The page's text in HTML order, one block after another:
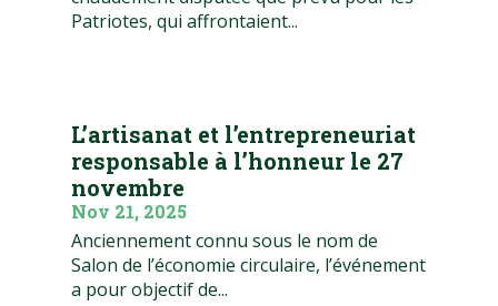
Patriotes, qui affrontaient...
L’artisanat et l’entrepreneuriat
responsable à l’honneur le 27
novembre
Nov 21, 2025
Anciennement connu sous le nom de
Salon de l’économie circulaire, l’événement
a pour objectif de...